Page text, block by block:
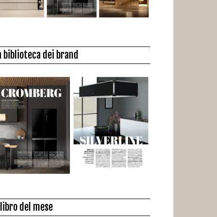
biblioteca dei brand
del mese